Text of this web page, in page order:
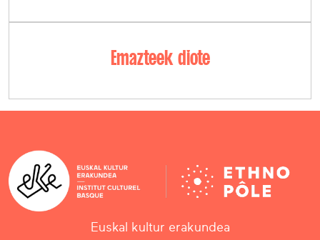
Emazteek diote
Euskal kultur erakundea